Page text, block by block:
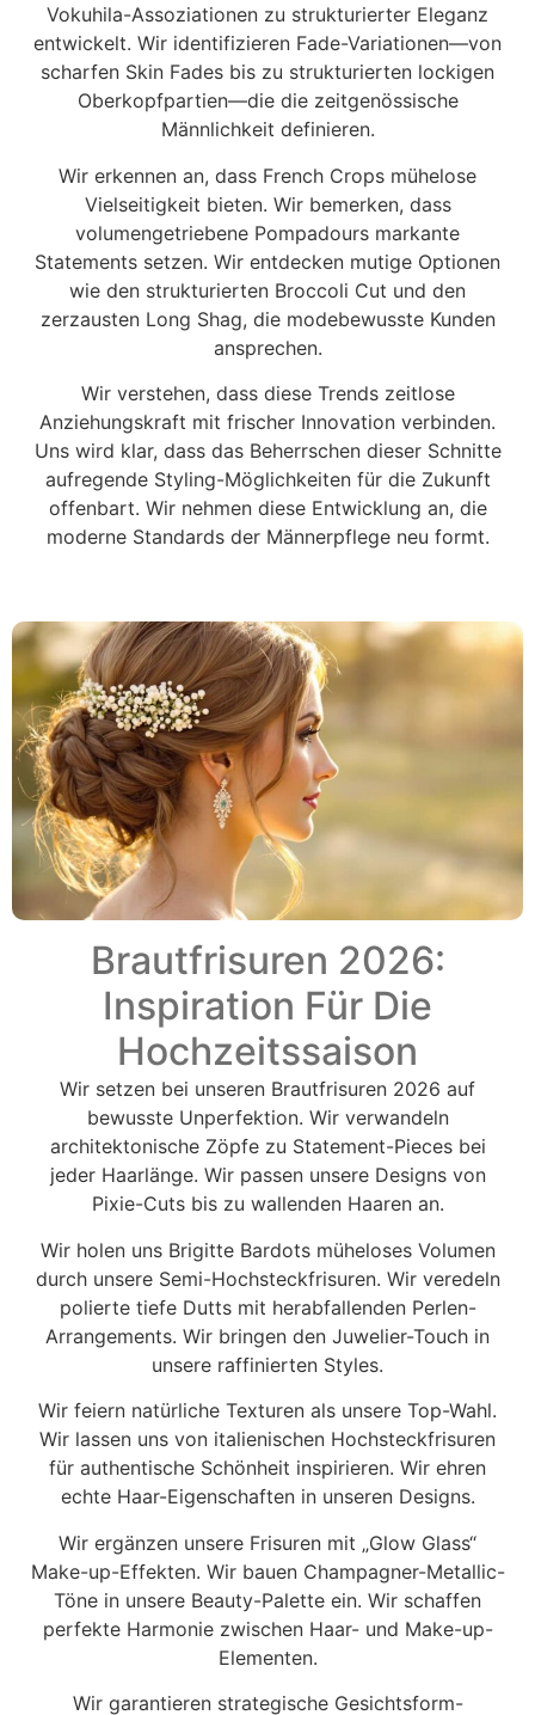
Vokuhila-Assoziationen zu strukturierter Eleganz
entwickelt. Wir identifizieren Fade-Variationen—von
scharfen Skin Fades bis zu strukturierten lockigen
Oberkopfpartien—die die zeitgenössische
Männlichkeit definieren.
Wir erkennen an, dass French Crops mühelose
Vielseitigkeit bieten. Wir bemerken, dass
volumengetriebene Pompadours markante
Statements setzen. Wir entdecken mutige Optionen
wie den strukturierten Broccoli Cut und den
zerzausten Long Shag, die modebewusste Kunden
ansprechen.
Wir verstehen, dass diese Trends zeitlose
Anziehungskraft mit frischer Innovation verbinden.
Uns wird klar, dass das Beherrschen dieser Schnitte
aufregende Styling-Möglichkeiten für die Zukunft
offenbart. Wir nehmen diese Entwicklung an, die
moderne Standards der Männerpflege neu formt.
Brautfrisuren 2026:
Inspiration Für Die
Hochzeitssaison
Wir setzen bei unseren Brautfrisuren 2026 auf
bewusste Unperfektion. Wir verwandeln
architektonische Zöpfe zu Statement-Pieces bei
jeder Haarlänge. Wir passen unsere Designs von
Pixie-Cuts bis zu wallenden Haaren an.
Wir holen uns Brigitte Bardots müheloses Volumen
durch unsere Semi-Hochsteckfrisuren. Wir veredeln
polierte tiefe Dutts mit herabfallenden Perlen-
Arrangements. Wir bringen den Juwelier-Touch in
unsere raffinierten Styles.
Wir feiern natürliche Texturen als unsere Top-Wahl.
Wir lassen uns von italienischen Hochsteckfrisuren
für authentische Schönheit inspirieren. Wir ehren
echte Haar-Eigenschaften in unseren Designs.
Wir ergänzen unsere Frisuren mit „Glow Glass“
Make-up-Effekten. Wir bauen Champagner-Metallic-
Töne in unsere Beauty-Palette ein. Wir schaffen
perfekte Harmonie zwischen Haar- und Make-up-
Elementen.
Wir garantieren strategische Gesichtsform-